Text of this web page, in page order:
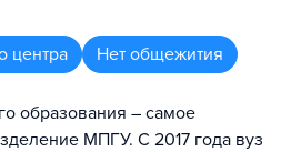
центра
Нет общежития
образования – самое
МПГУ. С 2017 года вуз